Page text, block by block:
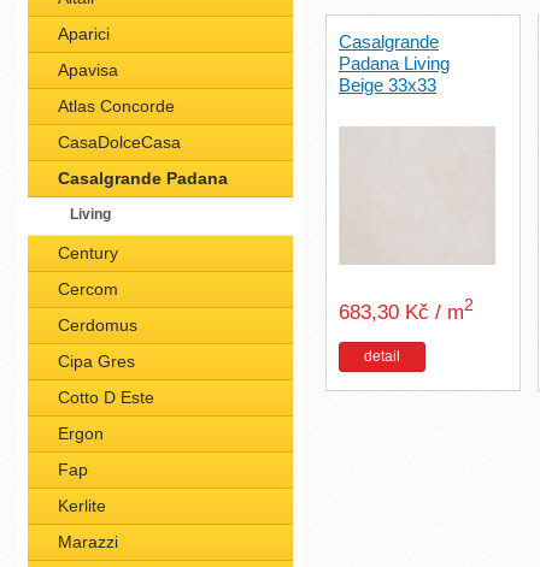
Aparici
Apavisa
Atlas Concorde
CasaDolceCasa
Casalgrande Padana
Living
Century
Cercom
Cerdomus
Cipa Gres
Cotto D Este
Ergon
Fap
Kerlite
Marazzi
Casalgrande
Padana Living
Beige 33x33
683,30 Kč / m2
detail